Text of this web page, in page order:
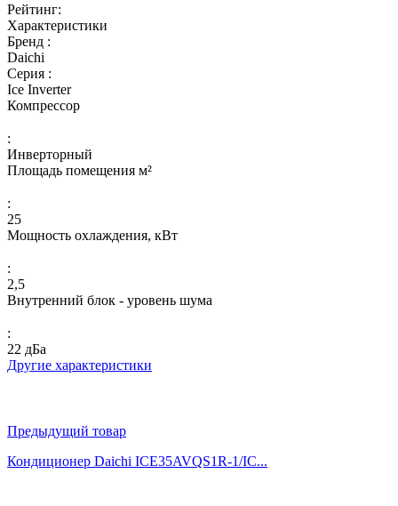
Рейтинг:
Характеристики
Бренд :
Daichi
Серия :
Ice Inverter
Компрессор
:
Инверторный
Площадь помещения м²
:
25
Мощность охлаждения, кВт
:
2,5
Внутренний блок - уровень шума
:
22 дБа
Другие характеристики
Предыдущий товар
Кондиционер Daichi ICE35AVQS1R-1/IC...